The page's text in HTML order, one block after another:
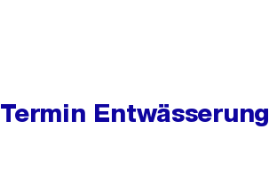
Termin Entwässerung